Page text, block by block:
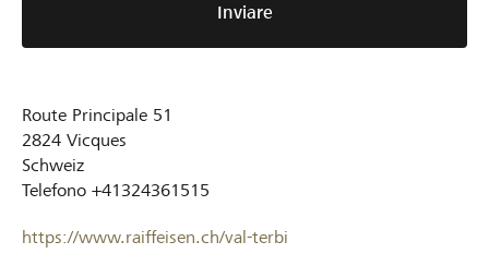
Inviare
Route Principale 51
2824 Vicques
Schweiz
Telefono +41324361515
https://www.raiffeisen.ch/val-terbi